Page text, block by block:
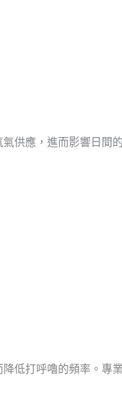
供應，進而影響日間
低打呼嚕的頻率。專